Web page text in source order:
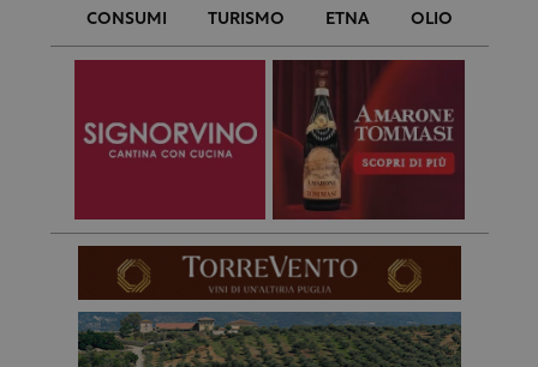
CONSUMI TURISMO ETNA OLIO